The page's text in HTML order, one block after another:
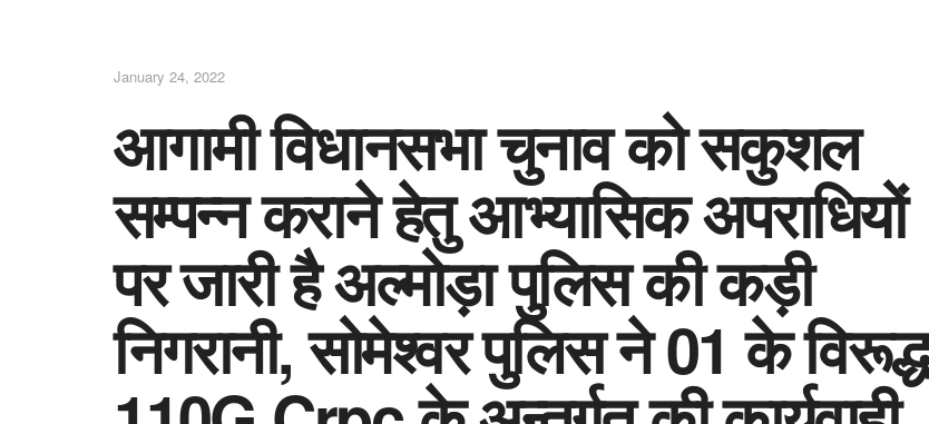
January 24, 2022
आगामी विधानसभा चुनाव को सकुशल
सम्पन्न कराने हेतु आभ्यासिक अपराधियों
पर जारी है अल्मोड़ा पुलिस की कड़ी
निगरानी, सोमेश्वर पुलिस ने 01 के विरूद्ध